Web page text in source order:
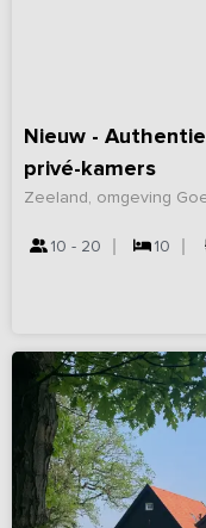
Nieuw -
privé-kamers
Zeeland, omgeving
10 - 20 10